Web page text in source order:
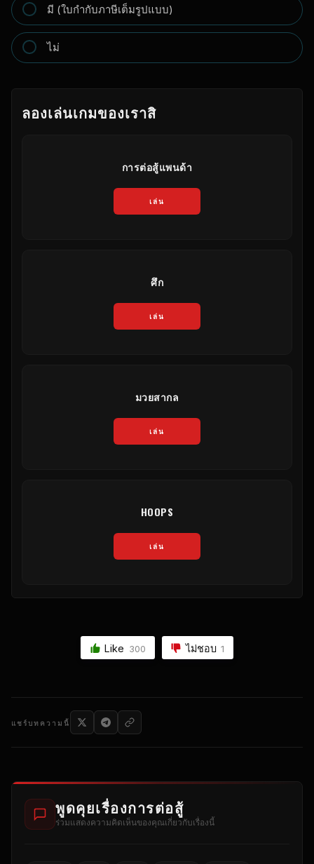
มี (ใบกำกับภาษีเต็มรูปแบบ)
ไม่
ลองเล่นเกมของเราสิ
การต่อสู้แพนด้า
เล่น
ศึก
เล่น
มวยสากล
เล่น
HOOPS
เล่น
Like 300 ไม่ชอบ 1
แชร์บทความนี้
พูดคุยเรื่องการต่อสู้
ร่วมแสดงความคิดเห็นของคุณเกี่ยวกับเรื่องนี้